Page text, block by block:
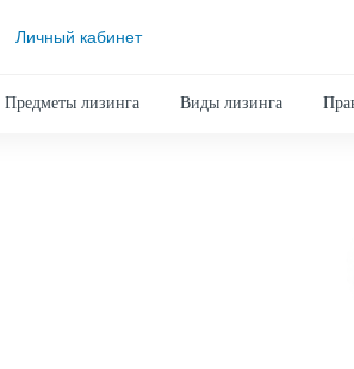
Личный кабинет
Предметы лизинга Виды лизинга